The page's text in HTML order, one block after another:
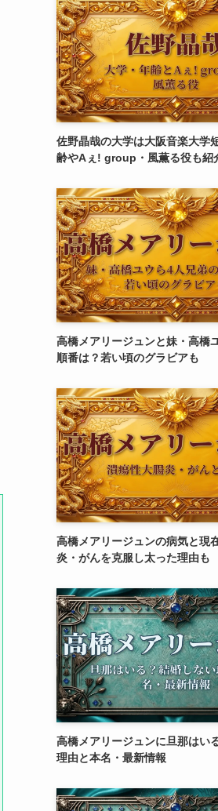
佐野晶哉の大学は大阪音楽大学
齢やAぇ! group・風薫る役も紹
高橋メアリージュンと妹・高橋
順番は？若い頃のグラビアも
高橋メアリージュンの病気と現
炎・がんを克服し太った理由も
高橋メアリージュンに旦那はい
理由と本名・最新情報